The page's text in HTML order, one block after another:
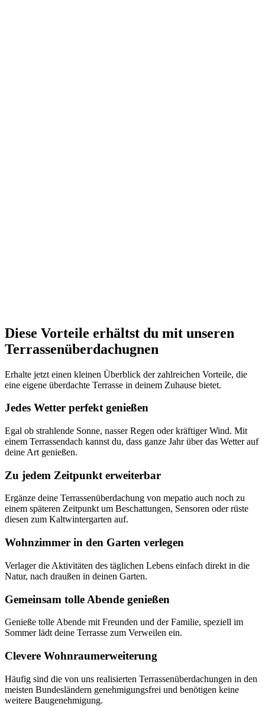
Diese Vorteile erhältst du mit unseren
Terrassenüberdachugnen
Erhalte jetzt einen kleinen Überblick der zahlreichen Vorteile, die
eine eigene überdachte Terrasse in deinem Zuhause bietet.
Jedes Wetter perfekt genießen
Egal ob strahlende Sonne, nasser Regen oder kräftiger Wind. Mit
einem Terrassendach kannst du, dass ganze Jahr über das Wetter auf
deine Art genießen.
Zu jedem Zeitpunkt erweiterbar
Ergänze deine Terrassenüberdachung von mepatio auch noch zu
einem späteren Zeitpunkt um Beschattungen, Sensoren oder rüste
diesen zum Kaltwintergarten auf.
Wohnzimmer in den Garten verlegen
Verlager die Aktivitäten des täglichen Lebens einfach direkt in die
Natur, nach draußen in deinen Garten.
Gemeinsam tolle Abende genießen
Genieße tolle Abende mit Freunden und der Familie, speziell im
Sommer lädt deine Terrasse zum Verweilen ein.
Clevere Wohnraumerweiterung
Häufig sind die von uns realisierten Terrassenüberdachungen in den
meisten Bundesländern genehmigungsfrei und benötigen keine
weitere Baugenehmigung.